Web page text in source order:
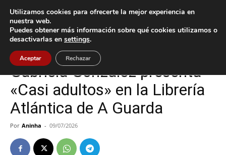
Inicio A Guarda
A Guarda Cultura / Ocio
Gabriela González presenta
«Casi adultos» en la Librería
Atlántica de A Guarda
Por Aninha - 09/07/2026
Utilizamos cookies para ofrecerte la mejor experiencia en
nuestra web.
Puedes obtener más información sobre qué cookies utilizamos o
desactivarlas en settings.
Aceptar Rechazar